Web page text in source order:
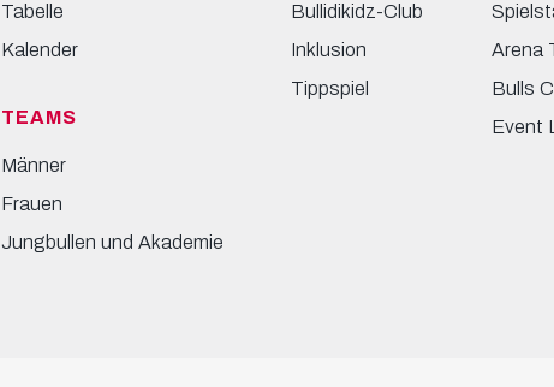
Tabelle
Kalender
TEAMS
Männer
Frauen
Jungbullen und Akademie
Bullidikidz-Club
Inklusion
Tippspiel
Arena
Bulls
Event